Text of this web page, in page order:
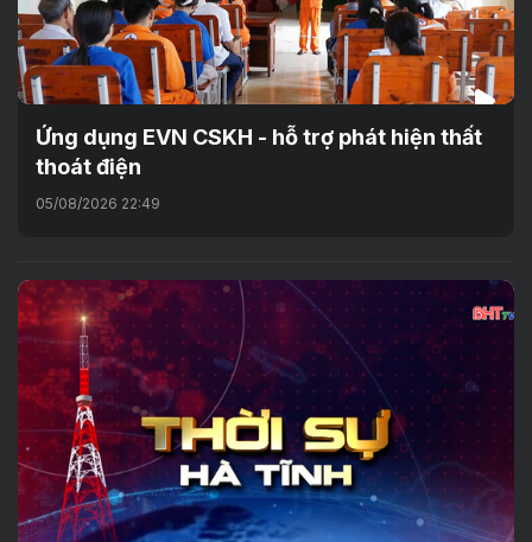
Ứng dụng EVN CSKH - hỗ trợ phát hiện thất
thoát điện
05/08/2026 22:49